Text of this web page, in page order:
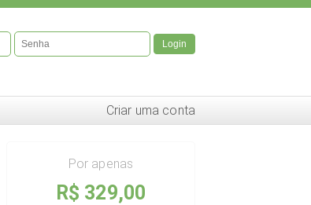
Login
Criar uma conta
Por apenas
R$ 329,00